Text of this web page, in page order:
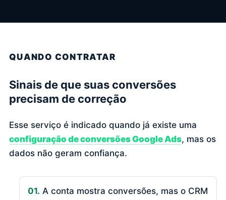
QUANDO CONTRATAR
Sinais de que suas conversões
precisam de correção
Esse serviço é indicado quando já existe uma
configuração de conversões Google Ads, mas os
dados não geram confiança.
01. A conta mostra conversões, mas o CRM